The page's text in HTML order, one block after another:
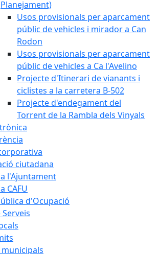
Planejament)
Usos provisionals per aparcament
públic de vehicles i mirador a Can
Rodon
Usos provisionals per aparcament
públic de vehicles a Ca l'Avelino
Projecte d'Itinerari de vianants i
ciclistes a la carretera B-502
Projecte d'endegament del
Torrent de la Rambla dels Vinyals
ciutadana
l'Ajuntament
CAFU
d'Ocupació